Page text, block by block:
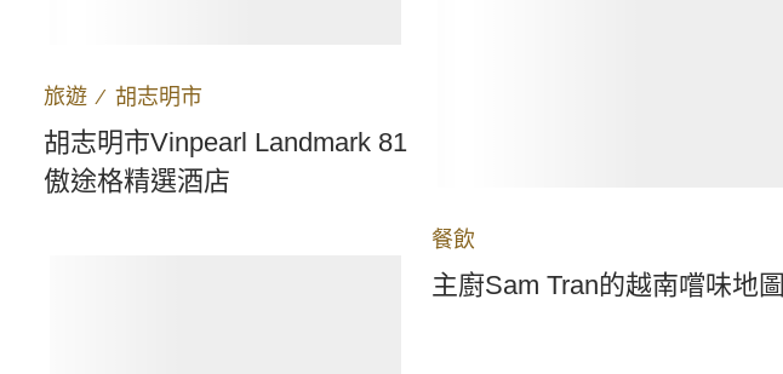
旅遊 ∕ 胡志明市
胡志明市Vinpearl Landmark 81
傲途格精選酒店
餐飲
主廚Sam Tran的越南嚐味地圖